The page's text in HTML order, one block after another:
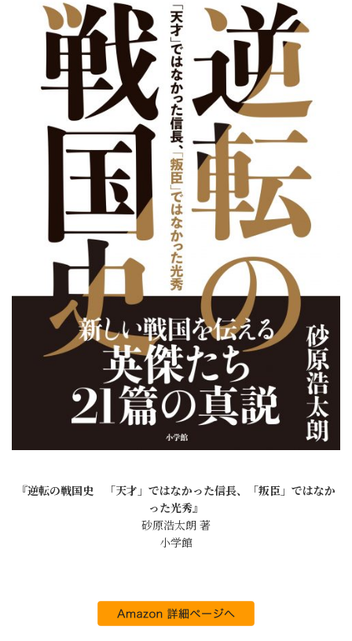
『逆転の戦国史 「天才」ではなかった信長、「叛臣」ではなか
った光秀』
砂原浩太朗 著
小学館